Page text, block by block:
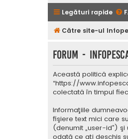
Legături rapide
Către site-ul
Forum -
Această politică
“https://
colectată în timpul
Informaţiile
fişiere text mici care
(denumit „user-id”)
odată ce aţi deschis